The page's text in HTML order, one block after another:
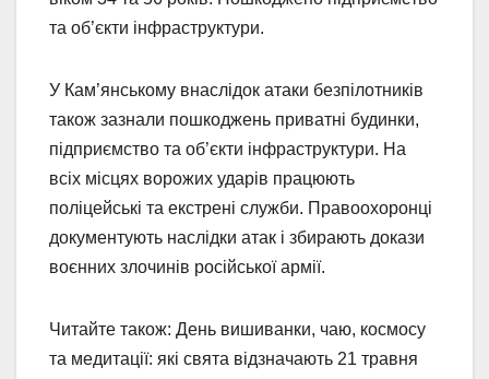
та об’єкти інфраструктури.
У Кам’янському внаслідок атаки безпілотників
також зазнали пошкоджень приватні будинки,
підприємство та об’єкти інфраструктури. На
всіх місцях ворожих ударів працюють
поліцейські та екстрені служби. Правоохоронці
документують наслідки атак і збирають докази
воєнних злочинів російської армії.
Читайте також: День вишиванки, чаю, космосу
та медитації: які свята відзначають 21 травня